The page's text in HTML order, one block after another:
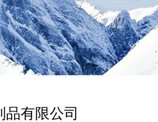
有限公司